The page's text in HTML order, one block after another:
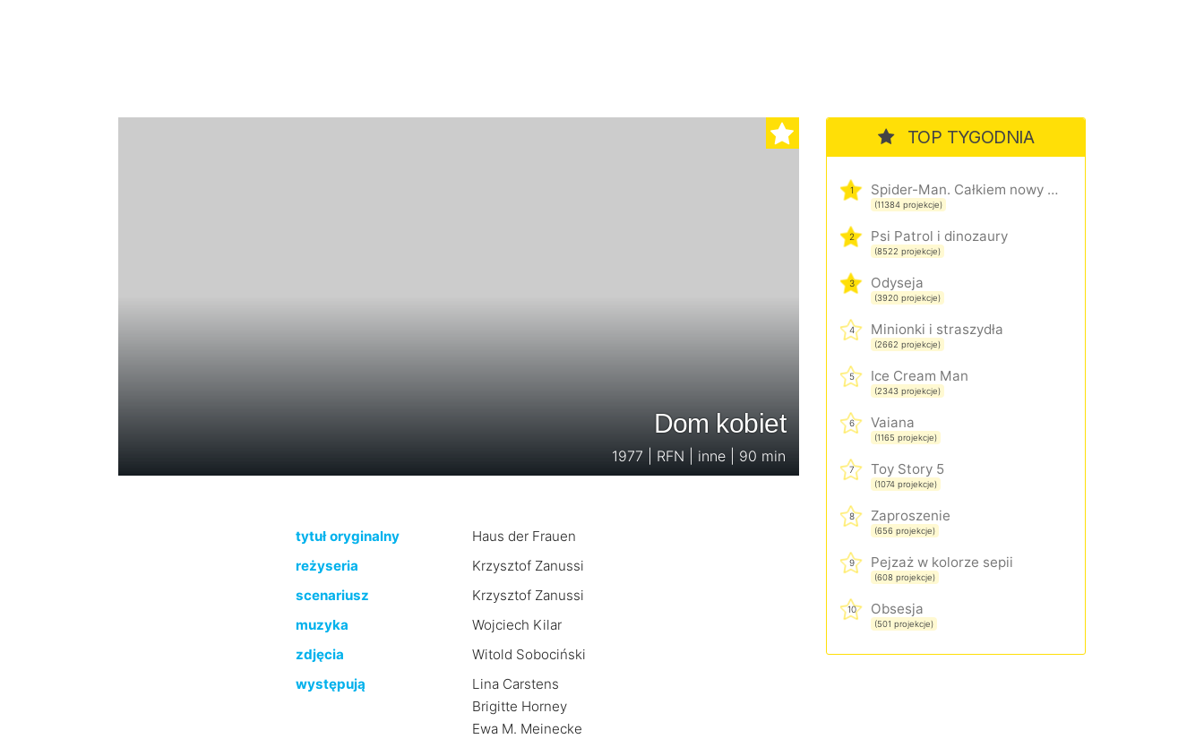
Dom kobiet
1977 | RFN | inne | 90 min
tytuł oryginalny
Haus der Frauen
reżyseria
Krzysztof Zanussi
scenariusz
Krzysztof Zanussi
muzyka
Wojciech Kilar
zdjęcia
Witold Sobociński
występują
Lina Carstens
Brigitte Horney
Ewa M. Meinecke
TOP TYGODNIA
1 Spider-Man. Całkiem nowy dzień
(11384 projekcje)
2 Psi Patrol i dinozaury
(8522 projekcje)
3 Odyseja
(3920 projekcje)
4 Minionki i straszydła
(2662 projekcje)
5 Ice Cream Man
(2343 projekcje)
6 Vaiana
(1165 projekcje)
7 Toy Story 5
(1074 projekcje)
8 Zaproszenie
(656 projekcje)
9 Pejzaż w kolorze sepii
(608 projekcje)
10 Obsesja
(501 projekcje)